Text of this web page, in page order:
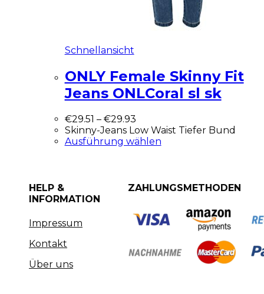
Schnellansicht
ONLY Female Skinny Fit
Jeans ONLCoral sl sk
€29.51 – €29.93
Skinny-Jeans Low Waist Tiefer Bund
Ausführung wählen
HELP &
INFORMATION
Impressum
Kontakt
Über uns
ZAHLUNGSMETHODEN